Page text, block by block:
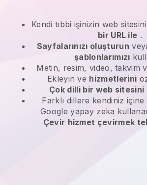
Kendi tıbbi işinizin web
bir URL ile .
Sayfalarınızı oluşturun
şablonlarımızı
Metin, resim, video, takvim
Ekleyin ve hizmetlerini
Çok dilli bir web sitesini
Farklı dillere kendiniz
Google yapay zeka
Çevir hizmet çevirmek